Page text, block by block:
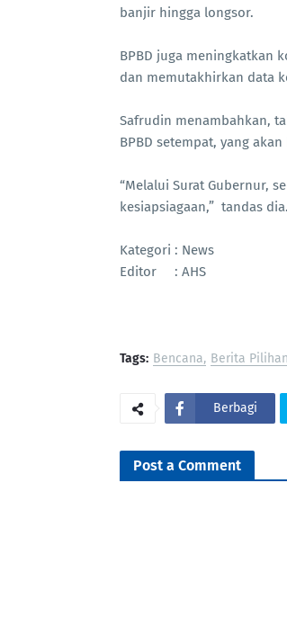
banjir hingga longsor.
BPBD juga meningkatkan
dan memutakhirkan data
Safrudin menambahkan,
BPBD setempat, yang
“Melalui Surat Gubernur,
kesiapsiagaan,” tandas dia.
Kategori : News
Editor : AHS
Tags: Bencana Berita Pilihan
Berbagi
Post a Comment